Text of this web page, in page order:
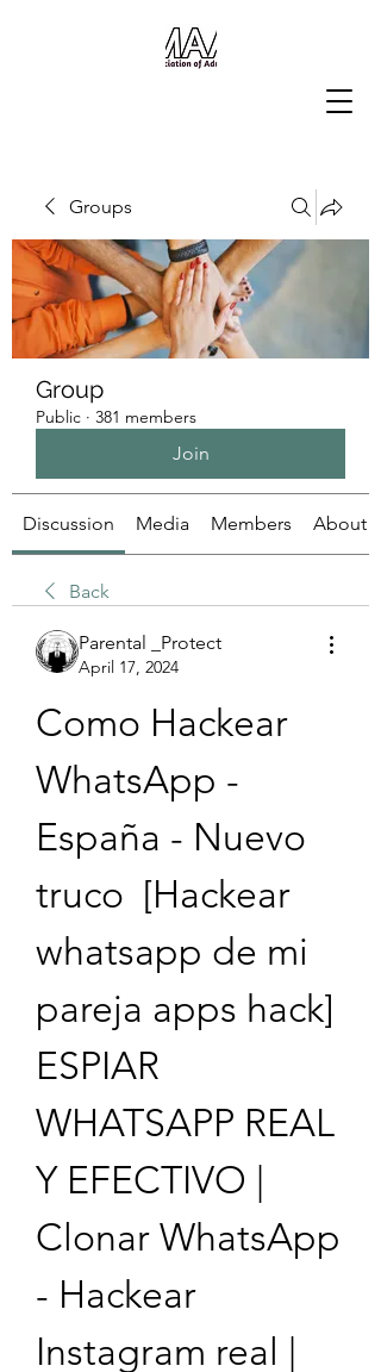
Groups
Group
Public · 381 members
Join
Discussion Media Members About
Back
Parental _Protect
April 17, 2024
Como Hackear
WhatsApp -
España - Nuevo
truco  [Hackear
whatsapp de mi
pareja apps hack]
ESPIAR
WHATSAPP REAL
Y EFECTIVO |
Clonar WhatsApp
- Hackear
Instagram real |